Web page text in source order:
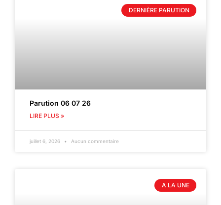
DERNIÈRE PARUTION
Parution 06 07 26
LIRE PLUS »
juillet 6, 2026 Aucun commentaire
A LA UNE